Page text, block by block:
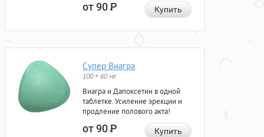
от 90Р Купить
Супер Виагра
100 + 60 мг
Виагра и Дапоксетин в одной
таблетке. Усиление эрекции и
продление полового акта!
от 90Р Купить